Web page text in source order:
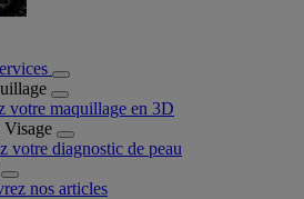
votre maquillage en 3D
Visage
votre diagnostic de peau
nos articles